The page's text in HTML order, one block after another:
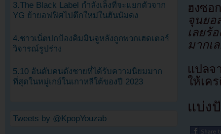
ฮงซอ
จุนยอ
เลยร้
มากเ
แปล
ให้เค
แบ่ง
3.The Black Label กำลังเล็งที่จะแยกตัวจาก
YG ย้ายอฟฟิศไปตึกใหม่ในฮันนัมดง
4.ชาวเน็ตปกป้องคิมมินจูหลังถูกพวกเฮดเตอร์
วิจารณ์รูปร่าง
5.10 อันดับคนดังชายที่ได้รับความนิยมมาก
ที่สุดในหมู่เกย์ในเกาหลีใต้ของปี 2023
Tweets by @KpopYouzab